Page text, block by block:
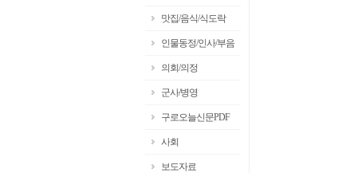
맛집/음식/식도락
인물동정/인사/부음
의회/의정
군사/병영
구로오늘신문PDF
사회
보도자료